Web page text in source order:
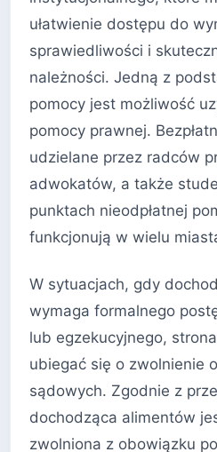
ułatwienie dostępu do
sprawiedliwości i
należności. Jedną z
pomocy jest możliwość
pomocy prawnej.
udzielane przez radców
adwokatów, a także
punktach nieodpłatnej
funkcjonują w wielu
W sytuacjach, gdy
wymaga formalnego
lub egzekucyjnego,
ubiegać się o zwolnienie
sądowych. Zgodnie z
dochodząca alimentów
zwolniona z obowiązku